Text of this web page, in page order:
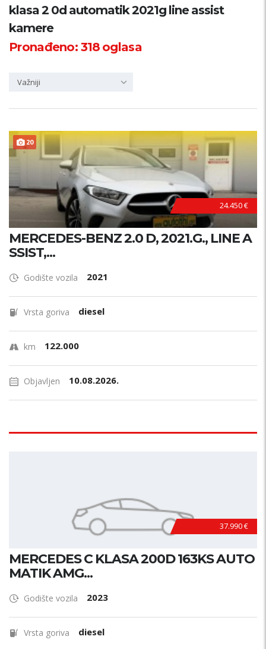
Samo sa slikom
klasa 2 0d automatik 2021g line assist
kamere
Pronađeno:318oglasa
Važniji
20
24.450 €
MERCEDES-BENZ 2.0 D, 2021.G., LINE A
SSIST,...
Godište vozila 2021
Vrsta goriva diesel
km 122.000
Objavljen 10.08.2026.
37.990 €
MERCEDES C KLASA 200D 163KS AUTO
MATIK AMG...
Godište vozila 2023
Vrsta goriva diesel